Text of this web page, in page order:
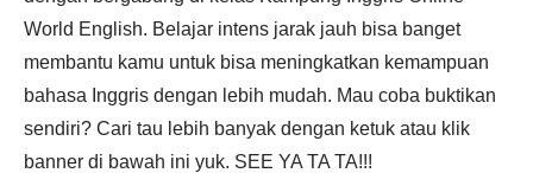
World English. Belajar intens jarak jauh bisa banget
membantu kamu untuk bisa meningkatkan kemampuan
bahasa Inggris dengan lebih mudah. Mau coba buktikan
sendiri? Cari tau lebih banyak dengan ketuk atau klik
banner di bawah ini yuk. SEE YA TA TA!!!